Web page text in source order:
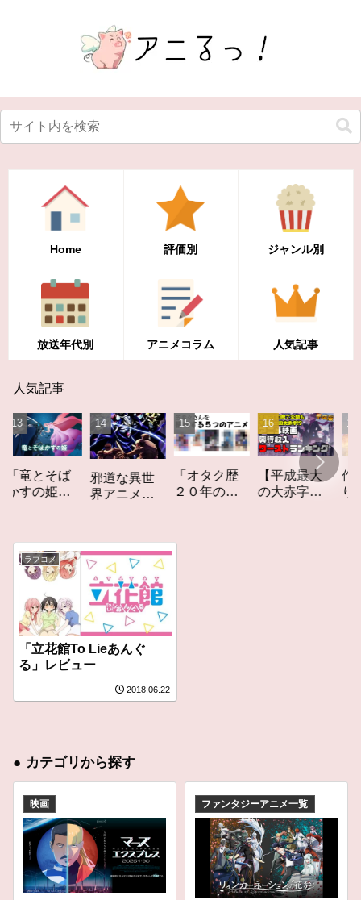
Home 評価別 ジャンル別
放送年代別 アニメコラム 人気記事
人気記事
そば
姫」
邪道な異世
界アニメ
ビュー
「オタク歴
２０年の私
メ」アニメ
コラム #私を
構成する5つ
のアニメ
【平成最大
の大赤字】
作家性
りかす
ラブコメ
「立花館To Lieあんぐ
る」レビュー
2018.06.22
● カテゴリから探す
映画 ファンタジーアニメ一覧